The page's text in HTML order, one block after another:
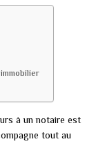
à un notaire est
tout au